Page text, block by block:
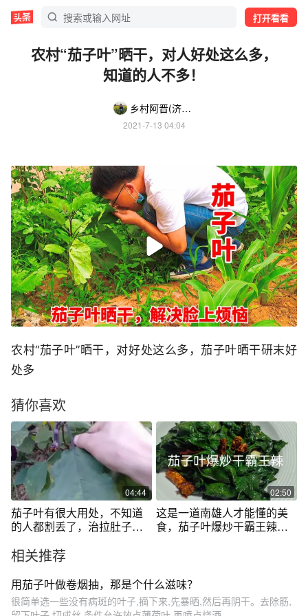
打开看看
农村“茄子叶”晒干，对人好处这么多，
知道的人不多！
乡村阿晋(济源团购负责人)
2021-7-13 04:04
农村“茄子叶”晒干，对好处这么多，茄子叶晒干研末好
处多
猜你喜欢
04:44
茄子叶有很大用处，不知道
的人都割丢了，治拉肚子神
02:50
这是一道南雄人才能懂的美
食，茄子叶爆炒干霸王辣，
相关推荐
用茄子叶做卷烟抽，那是个什么滋味？
很简单选一些没有病斑的叶子,摘下来,先暴晒,然后再阴干。去除筋,